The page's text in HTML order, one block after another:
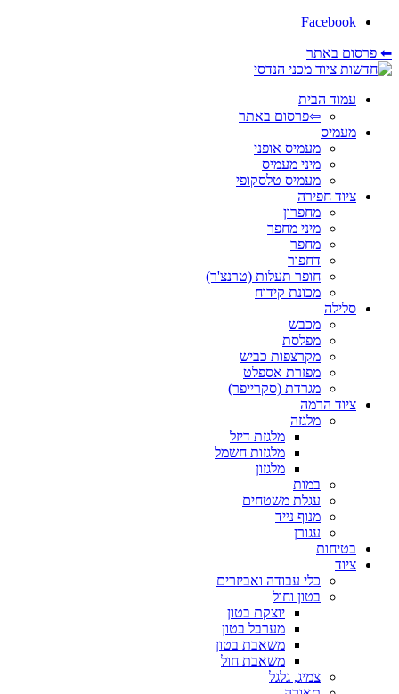
Facebook
⬅ פרסום באתר
עמוד הבית
⇦פרסום באתר
מעמיס
מעמיס אופני
מיני מעמיס
מעמיס טלסקופי
ציוד חפירה
מחפרון
מיני מחפר
מחפר
דחפור
חופר תעלות (טרנצ'ר)
מכונת קידוח
סלילה
מכבש
מפלסת
מקרצפות כביש
מפזרת אספלט
מגרדת (סקרייפר)
ציוד הרמה
מלגזה
מלגזת דיזל
מלגזות חשמל
מלגזון
במות
עגלת משטחים
מנוף נייד
עגורן
בטיחות
ציוד
כלי עבודה ואביזרים
בטון וחול
יוצקת בטון
מערבל בטון
משאבת בטון
משאבת חול
צמיג, גלגל